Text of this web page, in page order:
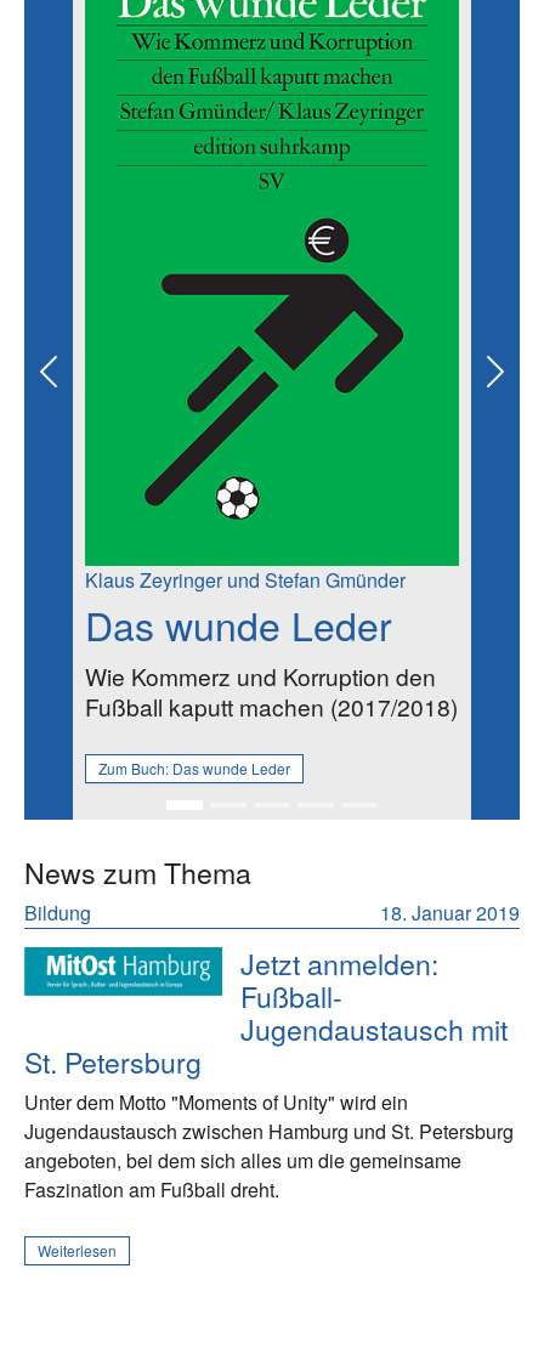
Klaus Zeyringer und Stefan Gmünder
Das wunde Leder
Wie Kommerz und Korruption den
Fußball kaputt machen (2017/2018)
Zum Buch: Das wunde Leder
Previous Next
News zum Thema
18. Januar 2019
Bildung
Jetzt anmelden:
Fußball-
Jugendaustausch mit
St. Petersburg
Unter dem Motto "Moments of Unity" wird ein
Jugendaustausch zwischen Hamburg und St. Petersburg
angeboten, bei dem sich alles um die gemeinsame
Faszination am Fußball dreht.
Weiterlesen